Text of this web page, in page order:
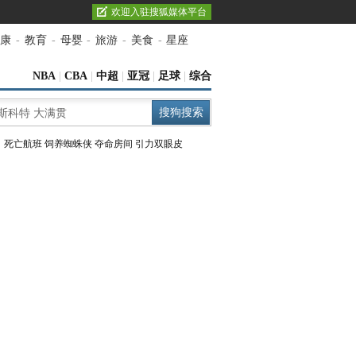
欢迎入驻搜狐媒体平台
- 教育 - 母婴 - 旅游 - 美食 - 星座
NBA CBA 中超 亚冠 足球 综合
死亡航班 饲养蜘蛛侠 夺命房间 引力双眼皮